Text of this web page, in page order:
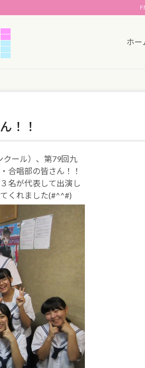
ホー
！！
ール）、第79回九
合唱部の皆さん！！
名が代表して出演し
くれました(#^^#)